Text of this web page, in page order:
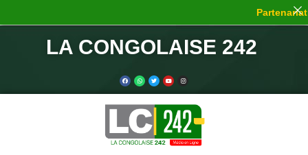
LA CONGOLAISE 242
Partenariat